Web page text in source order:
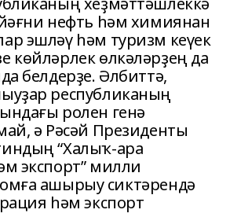
нефть һәм химиянан
эшләү һәм туризм кеүек
көйләрлек өлкәләрҙең да
белдерҙе. Әлбиттә,
республиканың
ролен генә
ә Рәсәй Президенты
“Халыҡ-ара
экспорт” милли
ашырыу сиктәрендә
һәм экспорт